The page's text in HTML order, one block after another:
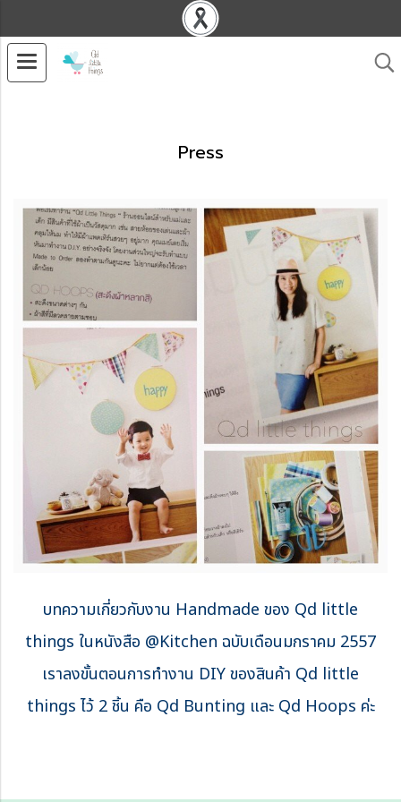
Press
บทความเกี่ยวกับงาน Handmade ของ Qd little
things ในหนังสือ @Kitchen ฉบับเดือนมกราคม 2557
เราลงขั้นตอนการทำงาน DIY ของสินค้า Qd little
things ไว้ 2 ชิ้น คือ Qd Bunting และ Qd Hoops ค่ะ